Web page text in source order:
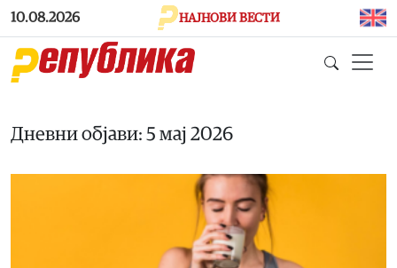
Skip to main content
10.08.2026 НАЈНОВИ ВЕСТИ
Дневни објави: 5 мај 2026